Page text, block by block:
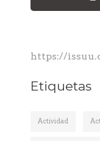
https://
Etiquetas
Actividad